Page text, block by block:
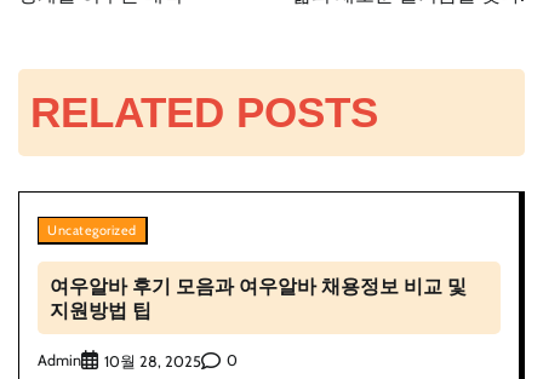
색
RELATED POSTS
Uncategorized
여우알바 후기 모음과 여우알바 채용정보 비교 및
지원방법 팁
Admin 10월 28, 2025 0